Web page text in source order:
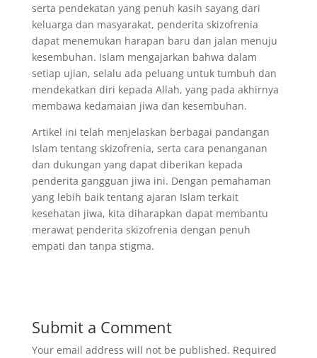
serta pendekatan yang penuh kasih sayang dari
keluarga dan masyarakat, penderita skizofrenia
dapat menemukan harapan baru dan jalan menuju
kesembuhan. Islam mengajarkan bahwa dalam
setiap ujian, selalu ada peluang untuk tumbuh dan
mendekatkan diri kepada Allah, yang pada akhirnya
membawa kedamaian jiwa dan kesembuhan.
Artikel ini telah menjelaskan berbagai pandangan
Islam tentang skizofrenia, serta cara penanganan
dan dukungan yang dapat diberikan kepada
penderita gangguan jiwa ini. Dengan pemahaman
yang lebih baik tentang ajaran Islam terkait
kesehatan jiwa, kita diharapkan dapat membantu
merawat penderita skizofrenia dengan penuh
empati dan tanpa stigma.
Submit a Comment
Your email address will not be published. Required